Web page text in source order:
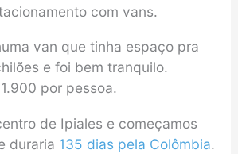
com vans.
van que tinha espaço pra
e foi bem tranquilo.
por pessoa.
de Ipiales e começamos
duraria 135 dias pela Colômbia.